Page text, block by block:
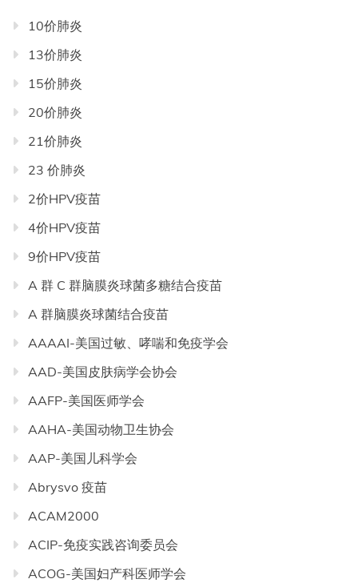
导
航
10价肺炎
13价肺炎
15价肺炎
20价肺炎
21价肺炎
23 价肺炎
2价HPV疫苗
4价HPV疫苗
9价HPV疫苗
A 群 C 群脑膜炎球菌多糖结合疫苗
A 群脑膜炎球菌结合疫苗
AAAAI-美国过敏、哮喘和免疫学会
AAD-美国皮肤病学会协会
AAFP-美国医师学会
AAHA-美国动物卫生协会
AAP-美国儿科学会
Abrysvo 疫苗
ACAM2000
ACIP-免疫实践咨询委员会
ACOG-美国妇产科医师学会